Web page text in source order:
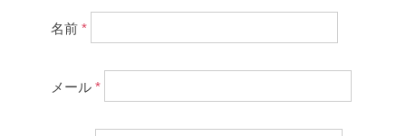
名前 *
メール *